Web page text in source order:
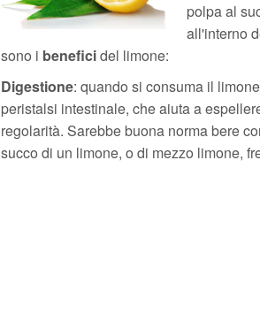
polpa al
all'interno
sono i beneficidel limone:
Digestione: quando si consuma il
peristalsi intestinale, che aiuta a
regolarità. Sarebbe buona norma bere
succo di un limone, o di mezzo limone,